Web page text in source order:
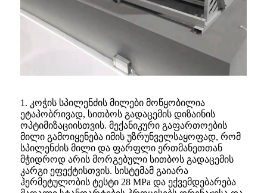
1. კოჭის სპილენძის მილები მოწყობილია
ეტაპობრივად, სითბოს გადაცემის დიზაინის
ოპტიმიზაციისთვის. მექანიკური გაფართოების
მილი გამოიყენება იმის უზრუნველსაყოფად, რომ
სპილენძის მილი და ფარფლი ერთმანეთთან
მჭიდროდ არის მორგებული სითბოს გადაცემის
კარგი ეფექტისთვის. სისტემამ გაიარა
ჰერმეტულობის ტესტი 28 MPa და ექვემდებარება